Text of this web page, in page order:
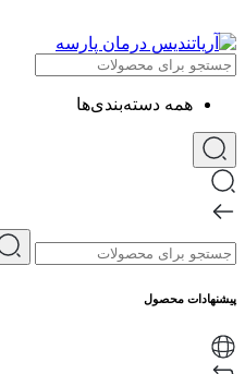
همه دسته‌بندی‌ها
پیشنهادات محصول